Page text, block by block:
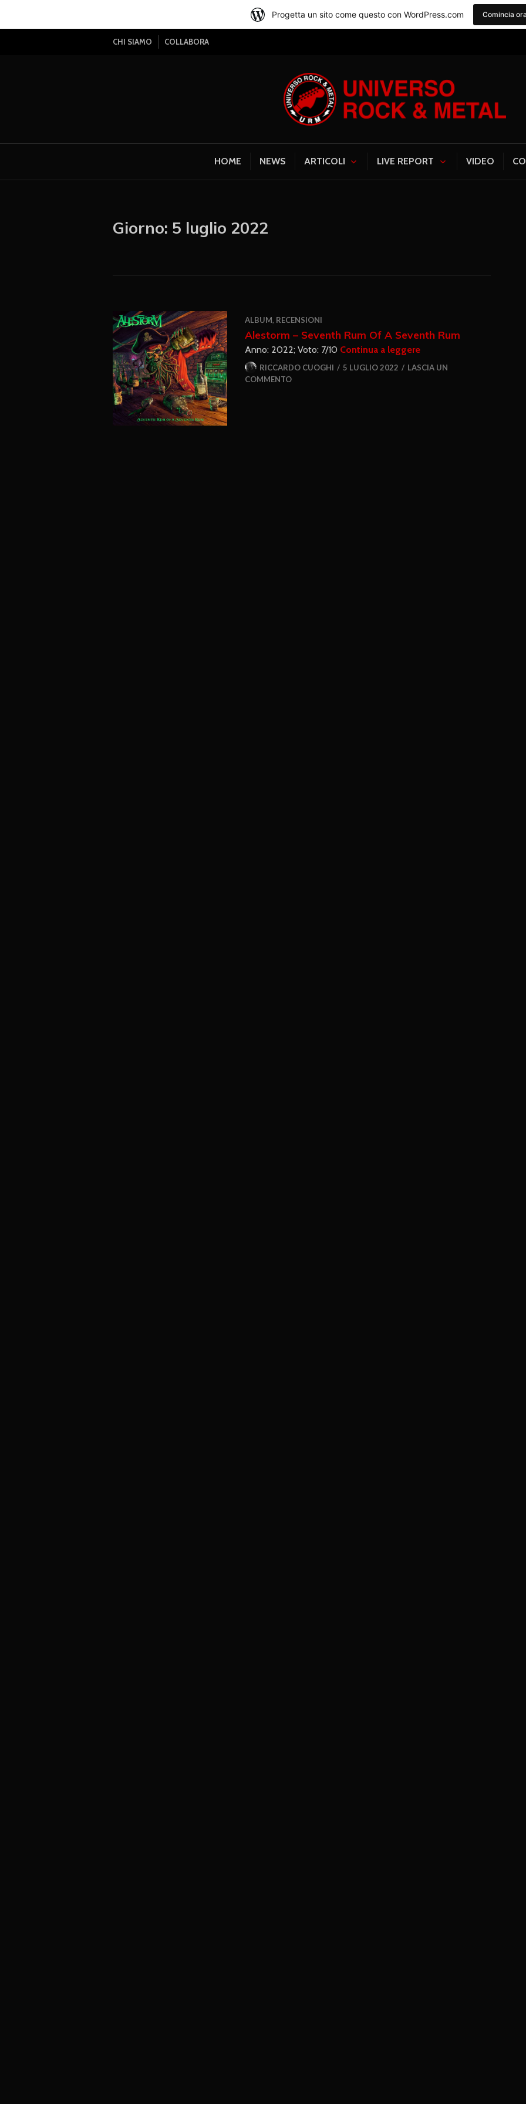
CHI SIAMO COLLABORA
Universo Rock &
HOME NEWS ARTICOLI LIVE REPORT VIDEO
Giorno: 5 luglio 2022
ALBUM, RECENSIONI
Alestorm – Seventh Rum Of A Seventh Rum
Anno: 2022; Voto: 7/10 Continua a leggere
RICCARDO CUOGHI 5 LUGLIO 2022
LASCIA UN
COMMENTO
Progetta un sito come questo con WordPress.com Comincia ora